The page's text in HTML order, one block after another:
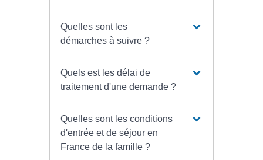
Quelles sont les
démarches à suivre ?
Quels est les délai de
traitement d'une demande ?
Quelles sont les conditions
d'entrée et de séjour en
France de la famille ?